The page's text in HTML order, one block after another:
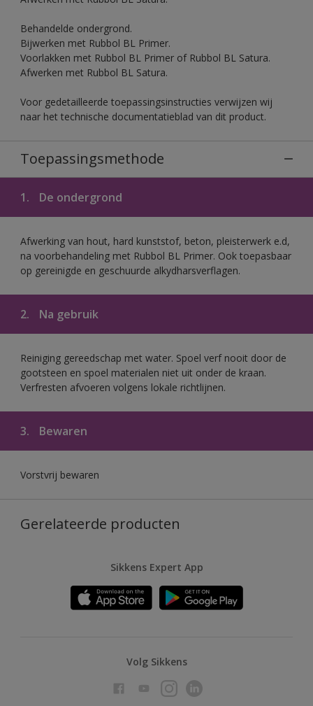
Behandelde ondergrond.
Bijwerken met Rubbol BL Primer.
Voorlakken met Rubbol BL Primer of Rubbol BL Satura.
Afwerken met Rubbol BL Satura.
Voor gedetailleerde toepassingsinstructies verwijzen wij
naar het technische documentatieblad van dit product.
Toepassingsmethode
1. De ondergrond
Afwerking van hout, hard kunststof, beton, pleisterwerk e.d,
na voorbehandeling met Rubbol BL Primer. Ook toepasbaar
op gereinigde en geschuurde alkydharsverflagen.
2. Na gebruik
Reiniging gereedschap met water. Spoel verf nooit door de
gootsteen en spoel materialen niet uit onder de kraan.
Verfresten afvoeren volgens lokale richtlijnen.
3. Bewaren
Vorstvrij bewaren
Gerelateerde producten
Sikkens Expert App
Volg Sikkens